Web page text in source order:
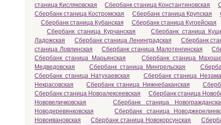
станица Кисляковская
Сбербанк станица Константиновская
Сбербанк станица Костромская
Сбербанк станица Крупская
Сбербанк станица Кубанская
Сбербанк станица Кугоейская
Сбербанк станица Курчанская
Сбербанк станица
Ладожская
Сбербанк станица Ленинградская
Сбербанк
станица Ловлинская
Сбербанк станица Малотенгинская
Сбербанк станица Марьянская
Сбербанк станица
Медведовская
Сбербанк станица Мингрельская
Сбербанк станица Натухаевская
Сбербанк станица
Некрасовская
Сбербанк станица Нижнебаканская
Сбербанк станица Новоалексеевская
Сбербанк станица
Нововеличковская
Сбербанк станица
Новодеревянковская
Сбербанк станица
Новоивановская
Сбербанк станица Новокорсунская